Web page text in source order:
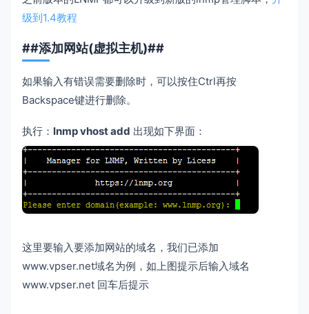
级到1.4教程
##添加网站(虚拟主机)##
如果输入有错误需要删除时，可以按住Ctrl再按
Backspace键进行删除。
执行： lnmp vhost add 出现如下界面：
这里要输入要添加网站的域名，我们已添加
www.vpser.net域名为例，如上图提示后输入域名
www.vpser.net 回车后提示